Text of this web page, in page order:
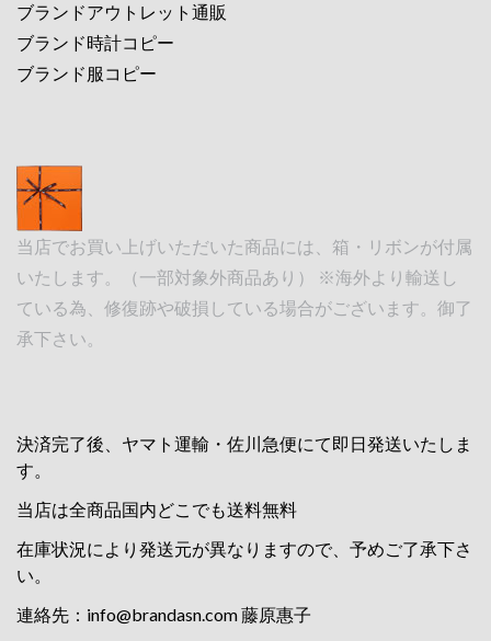
ブランドアウトレット通販
ブランド時計コピー
ブランド服コピー
当店でお買い上げいただいた商品には、箱・リボンが付属
いたします。（一部対象外商品あり） ※海外より輸送し
ている為、修復跡や破損している場合がございます。御了
承下さい。
決済完了後、ヤマト運輸・佐川急便にて即日発送いたしま
す。
当店は全商品国内どこでも送料無料
在庫状況により発送元が異なりますので、予めご了承下さ
い。
連絡先： info@brandasn.com藤原惠子